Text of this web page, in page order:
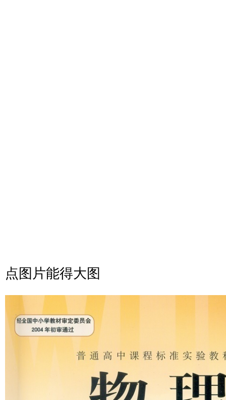
点图片能得大图